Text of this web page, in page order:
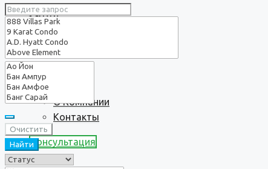
Услуги
О нас
О Компании
Контакты
Консультация
Очистить
Найти